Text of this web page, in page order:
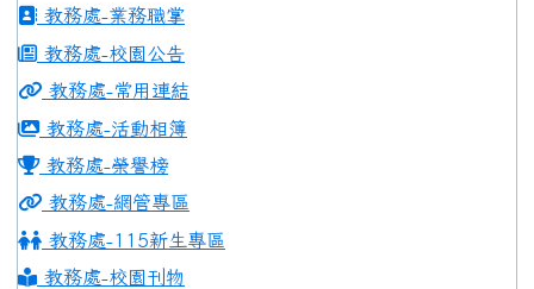
教務處-業務職掌
教務處-校園公告
教務處-常用連結
教務處-活動相簿
教務處-榮譽榜
教務處-網管專區
教務處-115新生專區
教務處-校園刊物